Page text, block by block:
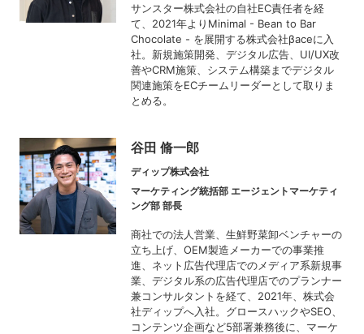
サンスター株式会社の自社EC責任者を経
て、2021年よりMinimal - Bean to Bar
Chocolate - を展開する株式会社βaceに入
社。新規施策開発、デジタル広告、UI/UX改
善やCRM施策、システム構築までデジタル
関連施策をECチームリーダーとして取りま
とめる。
谷田 脩一郎
ディップ株式会社
マーケティング統括部 エージェントマーケティ
ング部 部長
商社での法人営業、生鮮野菜卸ベンチャーの
立ち上げ、OEM製造メーカーでの事業推
進、ネット広告代理店でのメディア系新規事
業、デジタル系の広告代理店でのプランナー
兼コンサルタントを経て、2021年、株式会
社ディップへ入社。グロースハックやSEO、
コンテンツ企画など5部署兼務後に、マーケ